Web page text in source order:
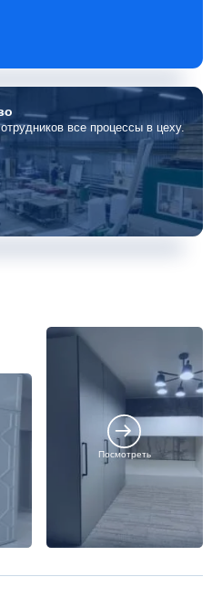
все процессы в цеху.
Посмотреть